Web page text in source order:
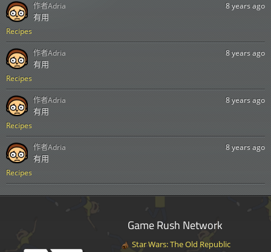
Recipes
8 years ago
有用
作者Adria
Recipes
8 years ago
有用
作者Adria
Recipes
8 years ago
有用
作者Adria
Recipes
8 years ago
有用
作者Adria
Game Rush Network
Star Wars: The Old Republic